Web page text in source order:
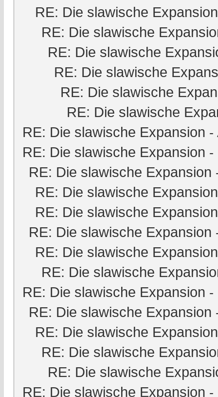
RE: Die slawische Expansion
RE: Die slawische
RE: Die slawische
RE: Die slawische
RE: Die slawische
RE: Die slawische
RE: Die slawische Expansion -
RE: Die slawische Expansion -
RE: Die slawische Expansion
RE: Die slawische Expansion
RE: Die slawische Expansion
RE: Die slawische Expansion
RE: Die slawische Expansion
RE: Die slawische
RE: Die slawische Expansion -
RE: Die slawische Expansion
RE: Die slawische Expansion
RE: Die slawische
RE: Die slawische
RE: Die slawische Expansion -